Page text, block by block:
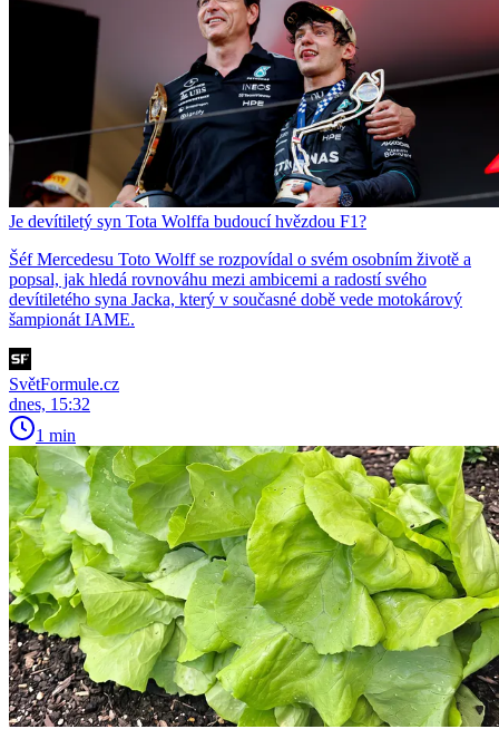
Je devítiletý syn Tota Wolffa budoucí hvězdou F1?
Šéf Mercedesu Toto Wolff se rozpovídal o svém osobním životě a
popsal, jak hledá rovnováhu mezi ambicemi a radostí svého
devítiletého syna Jacka, který v současné době vede motokárový
šampionát IAME.
SvětFormule.cz
dnes, 15:32
1 min